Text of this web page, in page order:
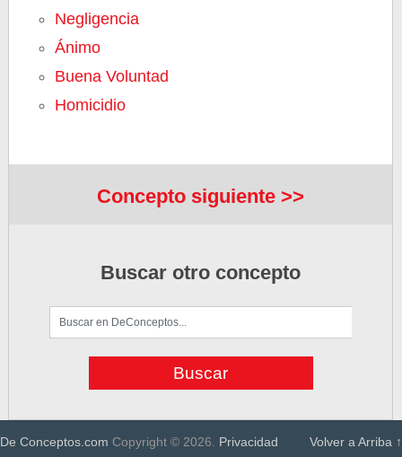
Negligencia
Ánimo
Buena Voluntad
Homicidio
Concepto siguiente >>
Buscar otro concepto
De Conceptos.com Copyright © 2026. Privacidad Volver a Arriba ↑